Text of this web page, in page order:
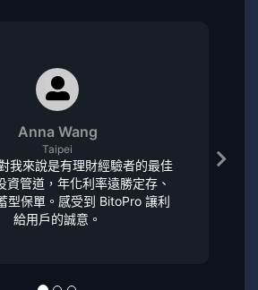
Anna Wang
Taipei
我來說是有理財經驗者的最佳
資管道，年化利率遠勝定存、
型保單。感受到 BitoPro 讓利
給用戶的誠意。